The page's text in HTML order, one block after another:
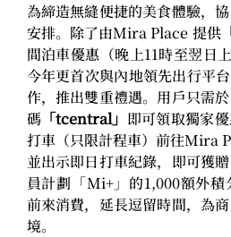
為締造無縫便捷的美食體驗，
安排。除了由Mira Place 提供
間泊車優惠（晚上11時至翌日
今年更首次與內地領先出行平台
作，推出雙重禮遇。用戶只需
碼「tcentral」 即可領取獨家
打車（只限計程車）前往Mira
並出示即日打車紀錄，即可獲
員計劃「Mi+」的1,000額外
前來消費，延長逗留時間，為
境。